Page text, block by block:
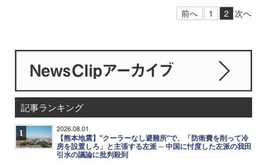
前へ 1 2 次へ
記事ランキング
1 2026.08.01
【熊本地震】"クーラーなし避難所"で、「防衛費を削って冷
房を設置しろ」と主張する左派 ─ 中国に忖度した左派の我田
引水の議論に批判殺到